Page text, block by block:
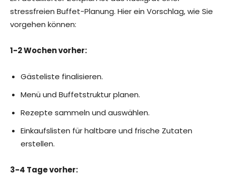
stressfreien Buffet-Planung. Hier ein Vorschlag, wie Sie
vorgehen können:
1-2 Wochen vorher:
Gästeliste finalisieren.
Menü und Buffetstruktur planen.
Rezepte sammeln und auswählen.
Einkaufslisten für haltbare und frische Zutaten
erstellen.
3-4 Tage vorher: